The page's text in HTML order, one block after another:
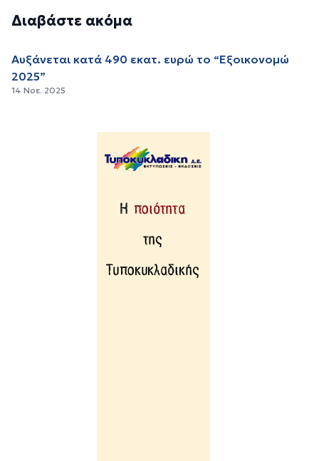
Διαβάστε ακόμα
Αυξάνεται κατά 490 εκατ. ευρώ το “Εξοικονομώ
2025”
14 Νοε. 2025